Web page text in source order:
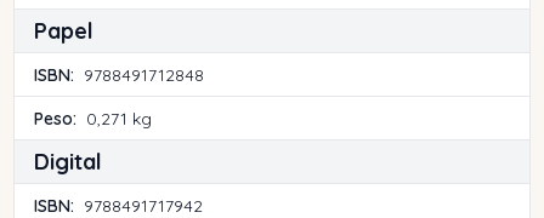
Papel
ISBN: 9788491712848
Peso: 0,271 kg
Digital
ISBN: 9788491717942